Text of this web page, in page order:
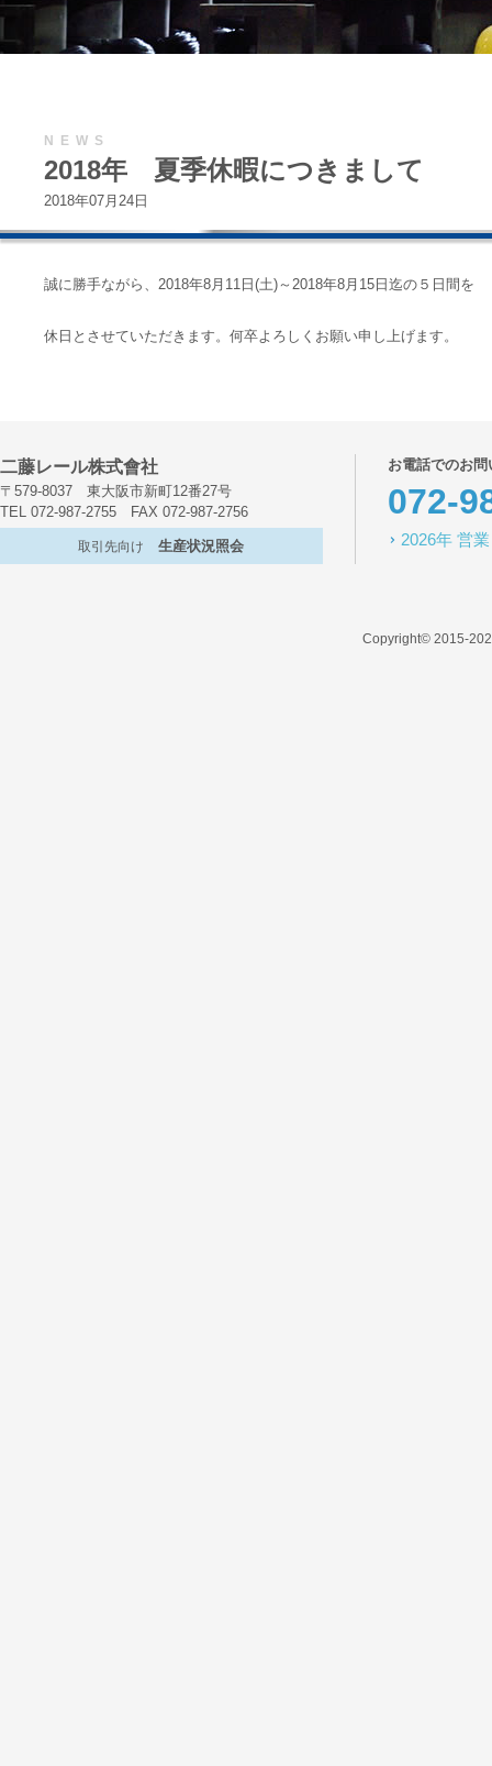
NEWS
2018年 夏季休暇につきまして
2018年07月24日
誠に勝手ながら、2018年8月11日(土)～2018年8月15日迄の５日間を
休日とさせていただきます。何卒よろしくお願い申し上げます。
二藤レール株式會社
〒579-8037 東大阪市新町12番27号
TEL 072-987-2755 FAX 072-987-2756
取引先向け 生産状況照会
お電話でのお問
072-
2026年 営
Copyright© 2015-